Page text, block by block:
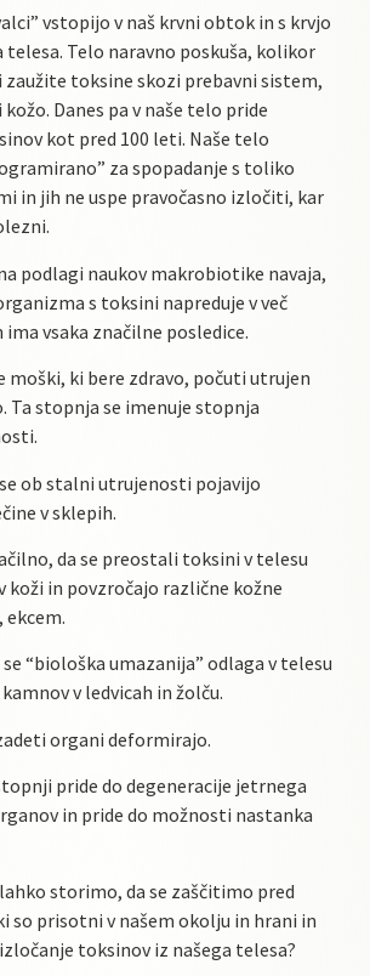
vstopijo v naš krvni obtok in s krvjo
telesa. Telo naravno poskuša, kolikor
toksine skozi prebavni sistem,
Danes pa v naše telo pride
kot pred 100 leti. Naše telo
za spopadanje s toliko
in jih ne uspe pravočasno izločiti, kar
podlagi naukov makrobiotike navaja,
s toksini napreduje v več
vsaka značilne posledice.
moški, ki bere zdravo, počuti utrujen
Ta stopnja se imenuje stopnja
ob stalni utrujenosti pojavijo
v sklepih.
da se preostali toksini v telesu
koži in povzročajo različne kožne
ekcem.
“biološka umazanija” odlaga v telesu
v ledvicah in žolču.
organi deformirajo.
pride do degeneracije jetrnega
in pride do možnosti nastanka
storimo, da se zaščitimo pred
so prisotni v našem okolju in hrani in
toksinov iz našega telesa?